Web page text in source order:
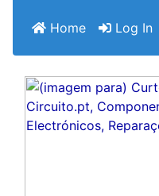
Home Log In